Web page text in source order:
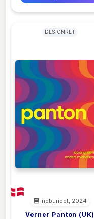
DESIGNRET
Indbundet, 2024
Verner Panton (UK)